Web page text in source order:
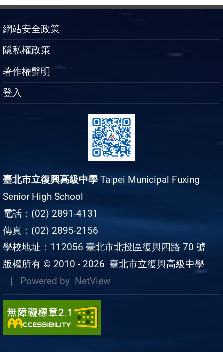
網站安全政策
隱私權政策
著作權聲明
登入
臺北市立復興高級中學 Taipei Municipal Fuxing
Senior High School
電話：(02) 2891-4131
傳真：(02) 2895-2156
學校地址：112056 臺北市北投區復興四路 70 號
版權所有 © 2010 - 2026 臺北市立復興高級中學
| Powered by NetView